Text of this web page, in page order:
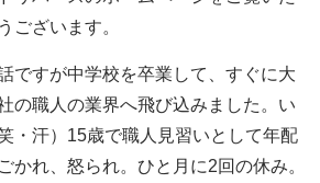
ございます。
ですが中学校を卒業して、すぐに大
の職人の業界へ飛び込みました。い
・汗）15歳で職人見習いとして年配
かれ、怒られ。ひと月に2回の休み。